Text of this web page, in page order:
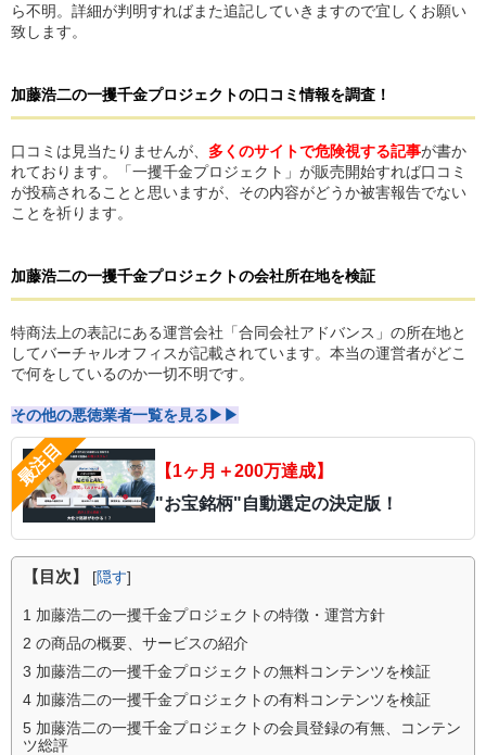
ら不明。詳細が判明すればまた追記していきますので宜しくお願い
致します。
加藤浩二の一攫千金プロジェクトの口コミ情報を調査！
口コミは見当たりませんが、 多くのサイトで危険視する記事が書か
れております。「一攫千金プロジェクト」が販売開始すれば口コミ
が投稿されることと思いますが、その内容がどうか被害報告でない
ことを祈ります。
加藤浩二の一攫千金プロジェクトの会社所在地を検証
特商法上の表記にある運営会社「合同会社アドバンス」の所在地と
してバーチャルオフィスが記載されています。本当の運営者がどこ
で何をしているのか一切不明です。
その他の悪徳業者一覧を見る▶▶
【1ヶ月＋200万達成】
"お宝銘柄"自動選定の決定版！
【目次】 [隠す]
1 加藤浩二の一攫千金プロジェクトの特徴・運営方針
2 の商品の概要、サービスの紹介
3 加藤浩二の一攫千金プロジェクトの無料コンテンツを検証
4 加藤浩二の一攫千金プロジェクトの有料コンテンツを検証
5 加藤浩二の一攫千金プロジェクトの会員登録の有無、コンテン
ツ総評